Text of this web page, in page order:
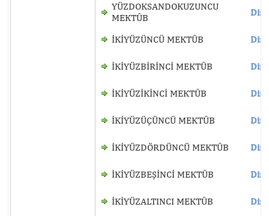
YÜZDOKSANDOKUZUNCU
MEKTÛB
İKİYÜZÜNCÜ MEKTÛB
İKİYÜZBİRİNCİ MEKTÛB
İKİYÜZİKİNCİ MEKTÛB
İKİYÜZÜÇÜNCÜ MEKTÛB
İKİYÜZDÖRDÜNCÜ MEKTÛB
İKİYÜZBEŞİNCİ MEKTÛB
İKİYÜZALTINCI MEKTÛB